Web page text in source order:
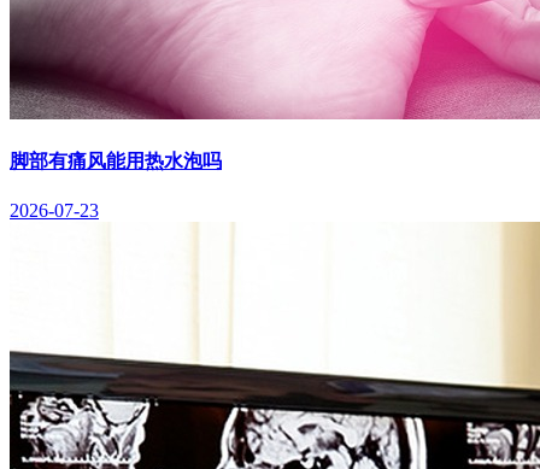
脚部有痛风能用热水泡吗
2026-07-23